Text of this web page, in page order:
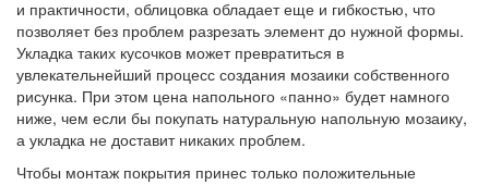
и практичности, облицовка обладает еще и гибкостью, что
позволяет без проблем разрезать элемент до нужной формы.
Укладка таких кусочков может превратиться в
увлекательнейший процесс создания мозаики собственного
рисунка. При этом цена напольного «панно» будет намного
ниже, чем если бы покупать натуральную напольную мозаику,
а укладка не доставит никаких проблем.
Чтобы монтаж покрытия принес только положительные